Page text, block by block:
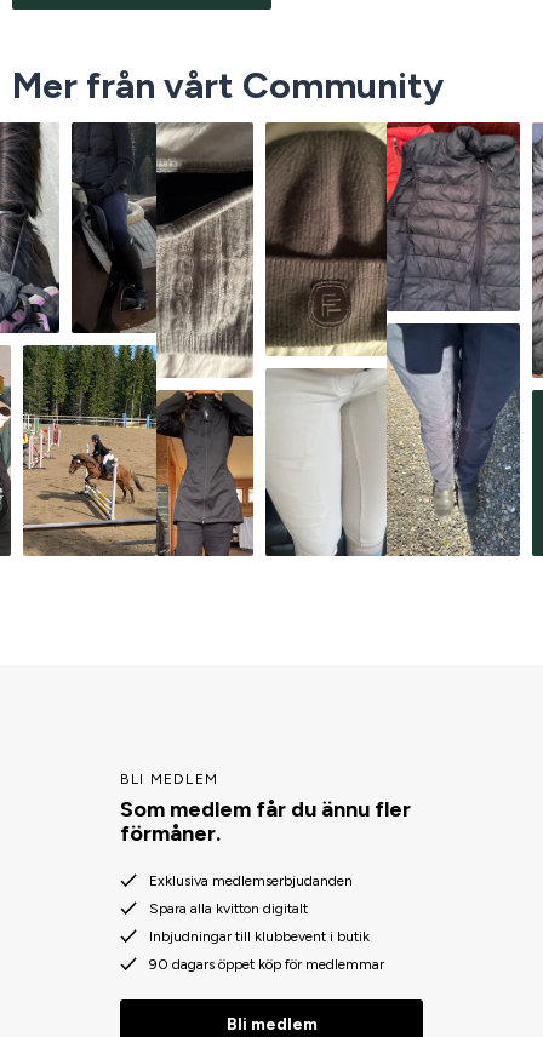
Mer från vårt Community
BLI MEDLEM
Som medlem får du ännu fler
förmåner.
Exklusiva medlemserbjudanden
Spara alla kvitton digitalt
Inbjudningar till klubbevent i butik
90 dagars öppet köp för medlemmar
Bli medlem